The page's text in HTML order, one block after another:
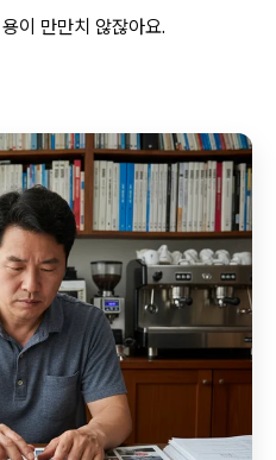
이 만만치 않잖아요.